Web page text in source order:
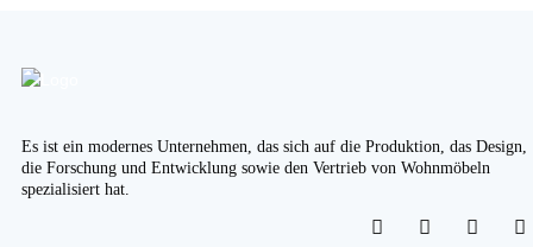
Es ist ein modernes Unternehmen, das sich auf die Produktion, das Design,
die Forschung und Entwicklung sowie den Vertrieb von Wohnmöbeln
spezialisiert hat.